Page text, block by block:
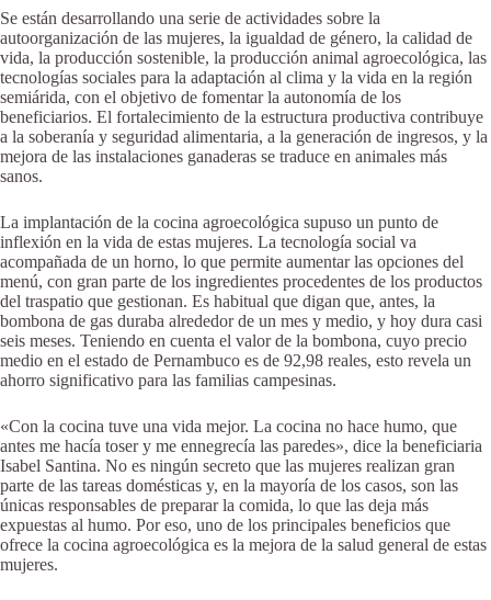
Se están desarrollando una serie de actividades sobre la
autoorganización de las mujeres, la igualdad de género, la calidad de
vida, la producción sostenible, la producción animal agroecológica, las
tecnologías sociales para la adaptación al clima y la vida en la región
semiárida, con el objetivo de fomentar la autonomía de los
beneficiarios. El fortalecimiento de la estructura productiva contribuye
a la soberanía y seguridad alimentaria, a la generación de ingresos, y la
mejora de las instalaciones ganaderas se traduce en animales más
sanos.
La implantación de la cocina agroecológica supuso un punto de
inflexión en la vida de estas mujeres. La tecnología social va
acompañada de un horno, lo que permite aumentar las opciones del
menú, con gran parte de los ingredientes procedentes de los productos
del traspatio que gestionan. Es habitual que digan que, antes, la
bombona de gas duraba alrededor de un mes y medio, y hoy dura casi
seis meses. Teniendo en cuenta el valor de la bombona, cuyo precio
medio en el estado de Pernambuco es de 92,98 reales, esto revela un
ahorro significativo para las familias campesinas.
«Con la cocina tuve una vida mejor. La cocina no hace humo, que
antes me hacía toser y me ennegrecía las paredes», dice la beneficiaria
Isabel Santina. No es ningún secreto que las mujeres realizan gran
parte de las tareas domésticas y, en la mayoría de los casos, son las
únicas responsables de preparar la comida, lo que las deja más
expuestas al humo. Por eso, uno de los principales beneficios que
ofrece la cocina agroecológica es la mejora de la salud general de estas
mujeres.